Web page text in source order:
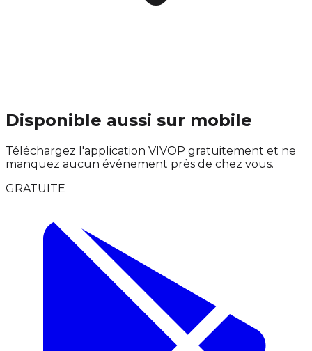
Disponible aussi sur mobile
Téléchargez l'application VIVOP gratuitement et ne
manquez aucun événement près de chez vous.
GRATUITE